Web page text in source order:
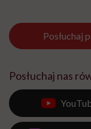
Posłuchaj
Posłuchaj nas